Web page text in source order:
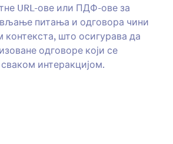
URL-ове или ПДФ-ове за
питања и одговора чини
контекста, што осигурава да
одговоре који се
интеракцијом.